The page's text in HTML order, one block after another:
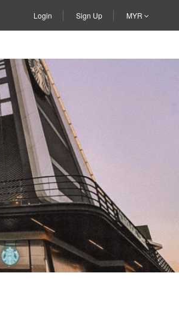
Login Sign Up MYR